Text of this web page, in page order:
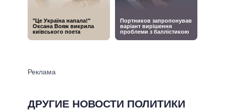
ДРУГИЕ НОВОСТИ ПОЛИТИКИ